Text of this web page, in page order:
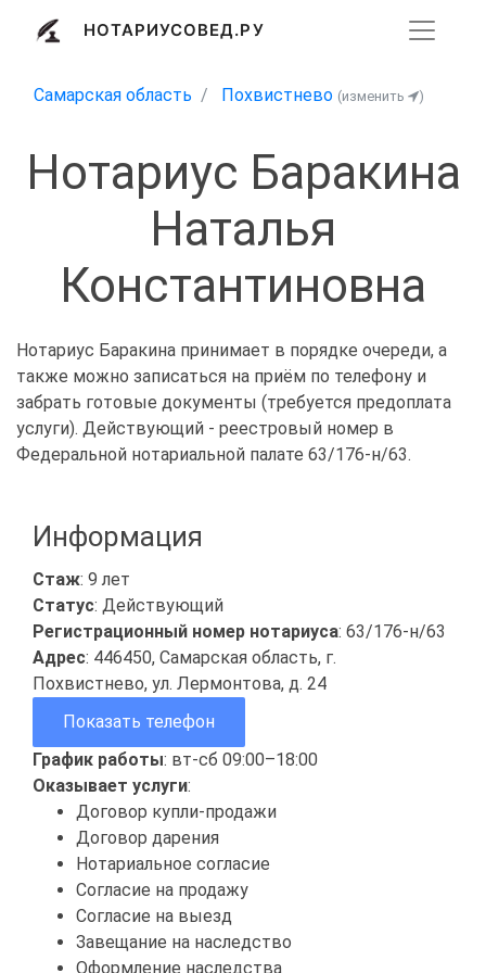
НОТАРИУСОВЕД.РУ
Самарская область Похвистнево (изменить )
Нотариус Баракина
Наталья
Константиновна
Нотариус Баракина принимает в порядке очереди, а
также можно записаться на приём по телефону и
забрать готовые документы (требуется предоплата
услуги). Действующий - реестровый номер в
Федеральной нотариальной палате 63/176-н/63.
Информация
Стаж: 9 лет
Статус: Действующий
Регистрационный номер нотариуса: 63/176-н/63
Адрес: 446450, Самарская область, г.
Похвистнево, ул. Лермонтова, д. 24
Показать телефон
График работы: вт-сб 09:00–18:00
Оказывает услуги:
Договор купли-продажи
Договор дарения
Нотариальное согласие
Согласие на продажу
Согласие на выезд
Завещание на наследство
Оформление наследства